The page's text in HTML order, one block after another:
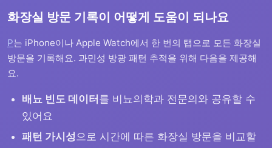
화장실 방문 기록이 어떻게 도움이 되나요
P는 iPhone이나 Apple Watch에서 한 번의 탭으로 모든 화장실
방문을 기록해요. 과민성 방광 패턴 추적을 위해 다음을 제공해
요.
배뇨 빈도 데이터를 비뇨의학과 전문의와 공유할 수
있어요
패턴 가시성으로 시간에 따른 화장실 방문을 비교할